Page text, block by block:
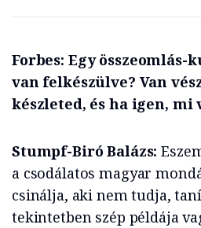
Forbes: Egy összeomlás-
van felkészülve? Van
készleted, és ha igen, mi
Stumpf-Biró Balázs:
a csodálatos magyar
csinálja, aki nem tudja,
tekintetben szép példája